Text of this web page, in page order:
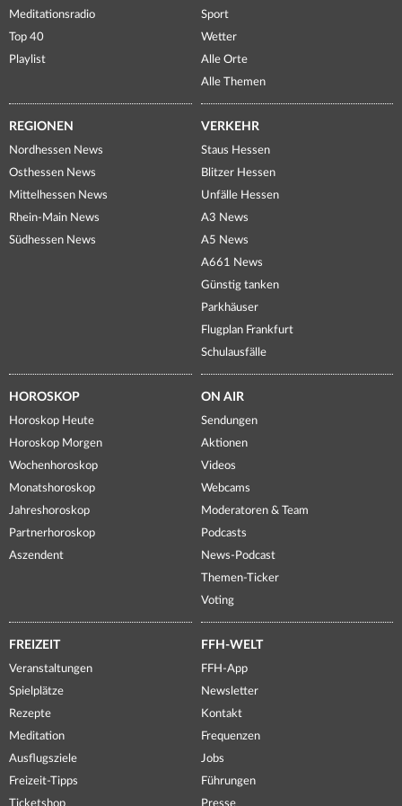
Meditationsradio
Top 40
Playlist
Sport
Wetter
Alle Orte
Alle Themen
REGIONEN
Nordhessen News
Osthessen News
Mittelhessen News
Rhein-Main News
Südhessen News
VERKEHR
Staus Hessen
Blitzer Hessen
Unfälle Hessen
A3 News
A5 News
A661 News
Günstig tanken
Parkhäuser
Flugplan Frankfurt
Schulausfälle
HOROSKOP
Horoskop Heute
Horoskop Morgen
Wochenhoroskop
Monatshoroskop
Jahreshoroskop
Partnerhoroskop
Aszendent
ON AIR
Sendungen
Aktionen
Videos
Webcams
Moderatoren & Team
Podcasts
News-Podcast
Themen-Ticker
Voting
FREIZEIT
Veranstaltungen
Spielplätze
Rezepte
Meditation
Ausflugsziele
Freizeit-Tipps
Ticketshop
FFH-WELT
FFH-App
Newsletter
Kontakt
Frequenzen
Jobs
Führungen
Presse